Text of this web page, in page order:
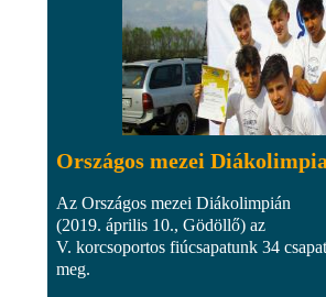
Országos mezei Diákolimpia
Az Országos mezei Diákolimpián
(2019. április 10., Gödöllő) az
V. korcsoportos fiúcsapatunk 34
meg.